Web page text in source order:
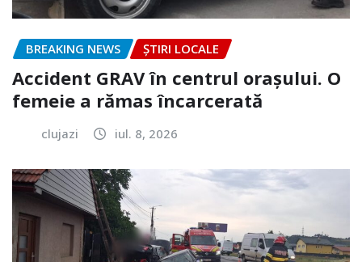
BREAKING NEWS ȘTIRI LOCALE
Accident GRAV în centrul orașului. O
femeie a rămas încarcerată
clujazi iul. 8, 2026